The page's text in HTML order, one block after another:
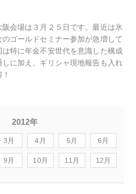
会場は３月２５日です。最近は氷
ゴールドセミナー参加が急増して
特に年金不安世代を意識した構成
に加え、ギリシャ現地報告も入れ
2012年
3月 4月 5月 6月
9月 10月 11月 12月